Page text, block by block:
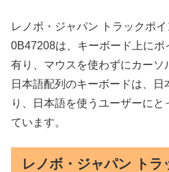
レノボ・ジャパン トラックポ
0B47208は、キーボード上に
有り、マウスを使わずにカーソ
日本語配列のキーボードは、
り、日本語を使うユーザーに
ています。
レノボ・ジャパン トラ